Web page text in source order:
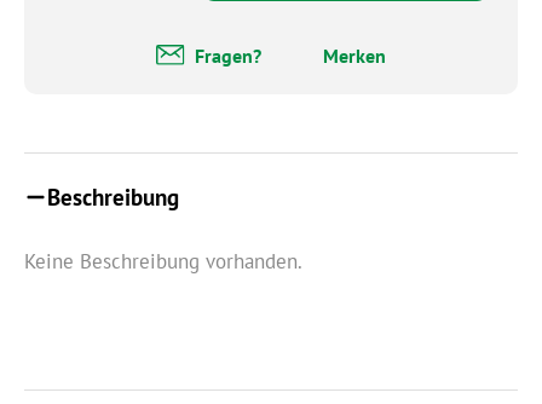
Fragen? Merken
Beschreibung
Keine Beschreibung vorhanden.